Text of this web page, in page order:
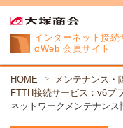
インターネット接続
αWeb 会員サイト
HOME
メンテナンス・
FTTH接続サービス：v6プ
ネットワークメンテナンス